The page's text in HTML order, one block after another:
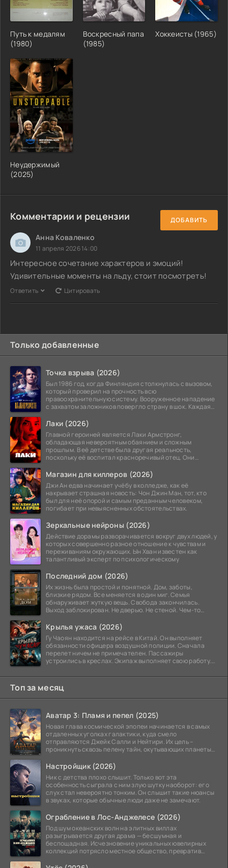
Путь к медалям
(1980)
Воскресный папа
(1985)
Хоккеисты (1965)
Неудержимый
(2025)
Комментарии и рецензии ДОБАВИТЬ
Анна Коваленко
11 апреля 2026 14:00
Интересное сочетание характеров и эмоций!
Удивительные моменты на льду, стоит посмотреть!
Ответить Цитировать
Только добавленные
Точка взрыва (2026)
Был 1986 год, когда Финляндия столкнулась с вызовом,
который проверил на прочность всю
правоохранительную систему. Вооруженное нападение
с захватом заложников повергло страну в шок. Каждая
Лаки (2026)
Главной героиней является Лаки Армстронг,
обладающая невероятным обаянием и сложным
прошлым. В её детстве была другая реальность,
поскольку её воспитал красноречивый отец. Они
Магазин для киллеров (2026)
Джи Ан едва начинает учёбу в колледже, как её
накрывает страшная новость: Чон Джин Ман, тот, кто
был для неё опорой и самым преданным человеком,
погибает при невыясненных обстоятельствах.
Зеркальные нейроны (2026)
Действие дорамы разворачивается вокруг двух людей, у
которых совершенно разное отношение к чувствам и
переживаниям окружающих. Ын Хван известен как
талантливый эксперт по психологическому
Последний дом (2026)
Их жизнь была простой и понятной. Дом, заботы,
близкие рядом. Все меняется в один миг. Семья
обнаруживает жуткую вещь. Свобода закончилась.
Выход заблокирован. Не дверью. Не стеной. Чем-то
Крылья ужаса (2026)
Гу Чаоян находится на рейсе в Китай. Он выполняет
обязанности офицера воздушной полиции. Сначала
перелет ничем не примечателен. Пассажиры
устроились в креслах. Экипаж выполняет свою работу.
Топ за месяц
Аватар 3: Пламя и пепел (2025)
Новая глава космической эпопеи начинается в самых
отдаленных уголках галактики, куда смело
отправляются Джейк Салли и Нейтири. Их цель –
проникнуть сквозь пелену тайн, окутывающих планеты
Настройщик (2026)
Ник с детства плохо слышит. Только вот эта
особенность сыграла с ним злую шутку наоборот: его
слух стал невероятно тонким. Он слышит такие нюансы
в звуках, которые обычные люди даже не замечают.
Ограбление в Лос-Анджелесе (2026)
Под шум океанских волн на элитных виллах
разыгрывается другая драма — бесшумная и
беспощадная. Исчезновение уникальных ювелирных
коллекций потрясло местное общество, превратив